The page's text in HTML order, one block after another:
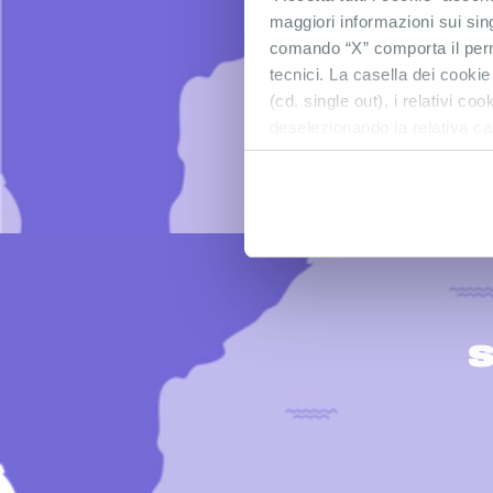
maggiori informazioni sui
comando “X” comporta il
tecnici. La casella dei
(cd. single out), i relativi